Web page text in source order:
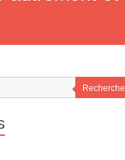
Recherche